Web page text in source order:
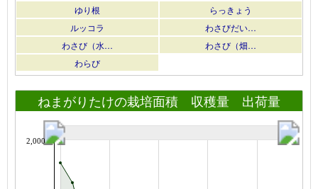
ゆり根
らっきょう
ルッコラ
わさびだい…
わさび（水…
わさび（畑…
わらび
ねまがりたけの栽培面積 収穫量 出荷量
2,000